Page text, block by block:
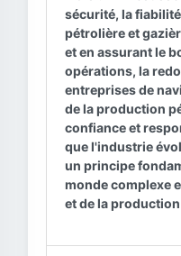
sécurité, la
pétrolière et
et en assurant le
opérations, la
entreprises de
de la production
confiance et
que l'industrie
un principe
monde complexe
et de la